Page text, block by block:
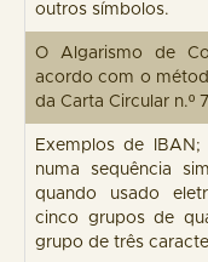
outros símbolos.
O Algarismo de
acordo com o
da Carta Circular n.º
Exemplos de
numa sequência
quando usado
cinco grupos de
grupo de três